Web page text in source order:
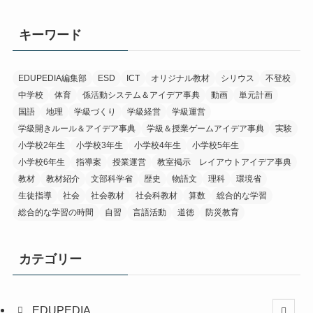
キーワード
EDUPEDIA編集部 ESD ICT オリジナル教材 シリウス
不登校
中学校
体育 係活動システム＆アイデア事典 動画
単元計画
国語
地理 学級づくり 学級経営
学級運営
学級開きルール＆アイデア事典
学級＆授業ゲームアイデア事典
実験
小学校2年生
小学校3年生 小学校4年生
小学校5年生
小学校6年生
指導案 授業運営
教室掲示 レイアウトアイデア事典
教材
教材紹介 文部科学省 歴史 物語文 理科
環境省
生徒指導
社会 社会教材 社会科教材 算数
総合的な学習
総合的な学習の時間
自習 言語活動 道徳 防災教育
カテゴリー
EDUPEDIA